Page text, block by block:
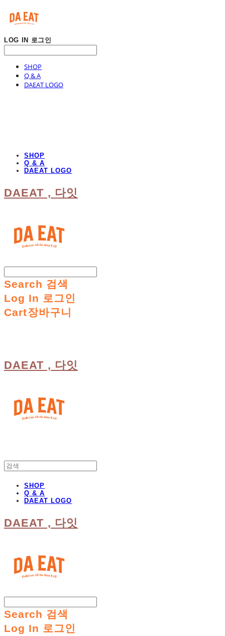
LOG IN 로그인
SHOP
Q & A
DAEAT LOGO
SHOP
Q & A
DAEAT LOGO
DAEAT , 다잇
Search 검색
Log In 로그인
Cart장바구니
DAEAT , 다잇
SHOP
Q & A
DAEAT LOGO
DAEAT , 다잇
Search 검색
Log In 로그인